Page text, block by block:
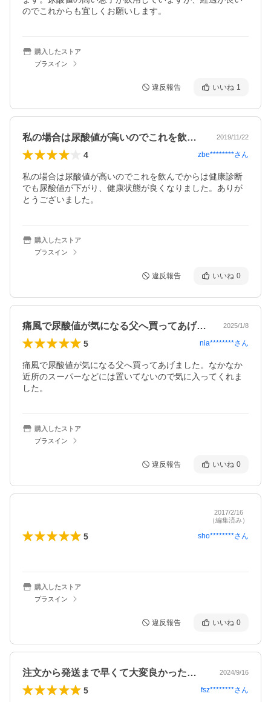
のでこれからも宜しくお願いします。
購入したストア
プラスイン
違反報告 いいね 1
私の場合は尿酸値が高いのでこれを飲んで… 2019/11/22
4 zbe********さん
私の場合は尿酸値が高いのでこれを飲んでからは健康診断
でも尿酸値が下がり、健康状態が良くなりました。ありが
とうございました。
購入したストア
プラスイン
違反報告 いいね 0
痛風で尿酸値が気になる父へ買ってあげま… 2025/1/8
5 nia********さん
痛風で尿酸値が気になる父へ買ってあげました。なかなか
近所のスーパーなどには置いてないので気に入ってくれま
した。
購入したストア
プラスイン
違反報告 いいね 0
2017/2/16
（編集済み）
5 sho********さん
購入したストア
プラスイン
違反報告 いいね 0
注文から発送まで早くて大変良かったです… 2024/9/16
5 fsz********さん